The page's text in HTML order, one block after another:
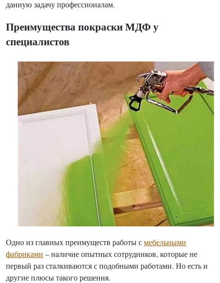
данную задачу профессионалам.
Преимущества покраски МДФ у
специалистов
Одно из главных преимуществ работы смебельными
фабриками – наличие опытных сотрудников, которые не
первый раз сталкиваются с подобными работами. Но есть и
другие плюсы такого решения.